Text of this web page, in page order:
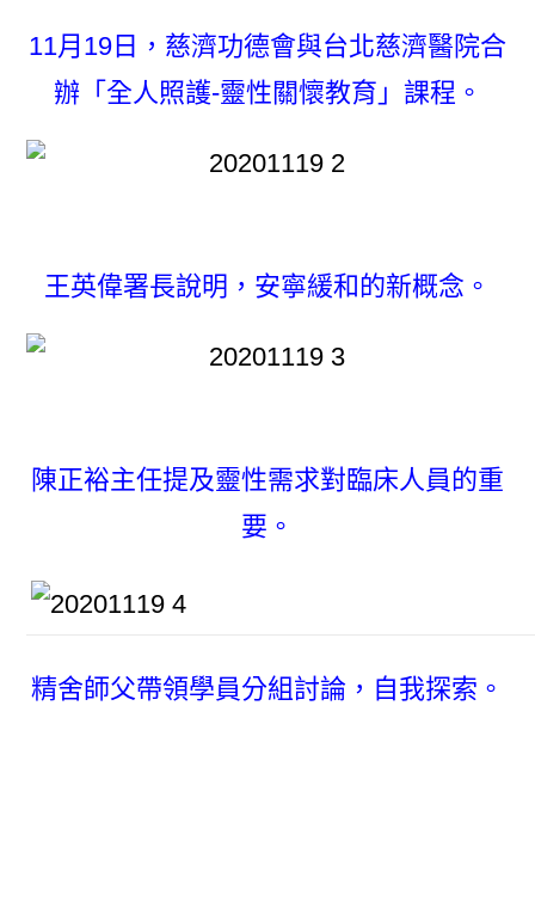
11月19日，慈濟功德會與台北慈濟醫院合
辦「全人照護-靈性關懷教育」課程。
王英偉署長說明，安寧緩和的新概念。
陳正裕主任提及靈性需求對臨床人員的重
要。
精舍師父帶領學員分組討論，自我探索。